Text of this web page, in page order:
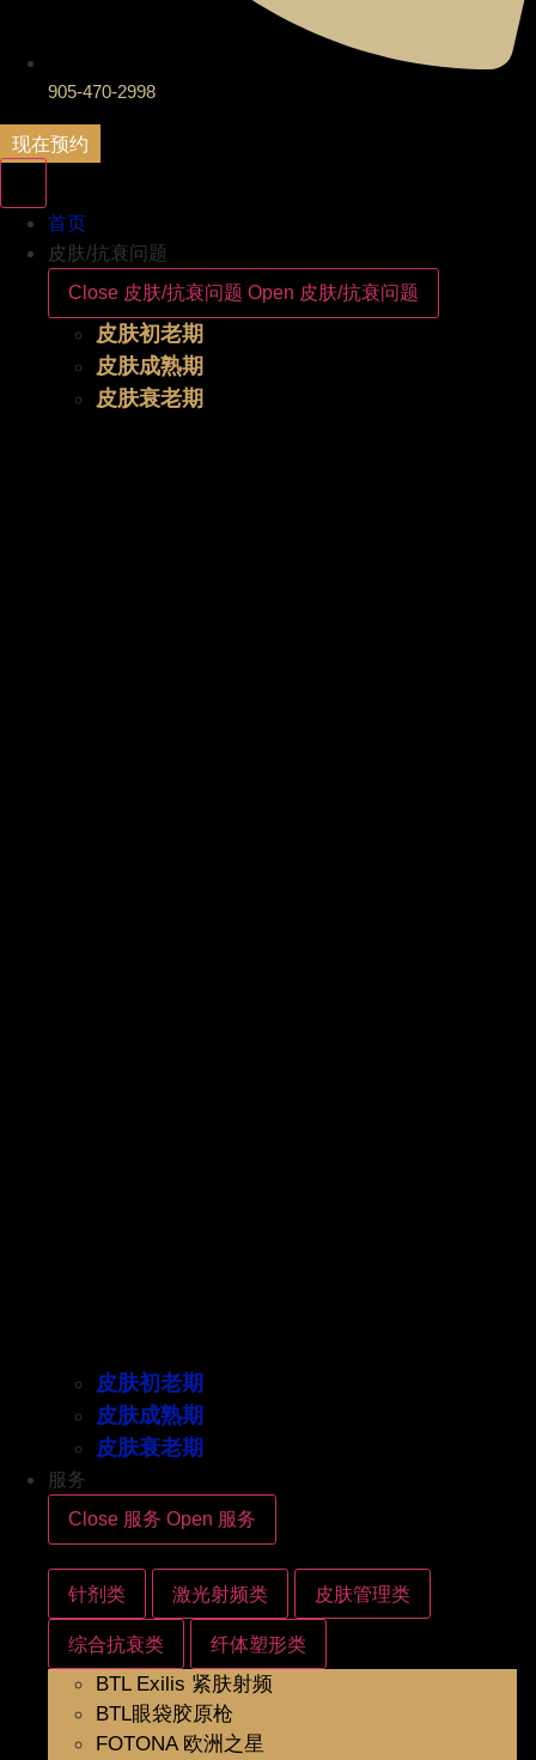
905-470-2998
现在预约
首页
皮肤/抗衰问题
Close 皮肤/抗衰问题 Open 皮肤/抗衰问题
皮肤初老期
皮肤成熟期
皮肤衰老期
皮肤初老期
皮肤成熟期
皮肤衰老期
服务
Close 服务 Open 服务
针剂类 激光射频类 皮肤管理类
综合抗衰类 纤体塑形类
BTL Exilis 紧肤射频
BTL眼袋胶原枪
FOTONA 欧洲之星